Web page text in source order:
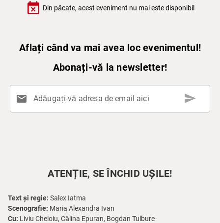
event_busy Din păcate, acest eveniment nu mai este disponibil
Aflați când va mai avea loc evenimentul!
Abonați-vă la newsletter!
mail Adăugați-vă adresa de email aici send
ATENȚIE, SE ÎNCHID UȘILE!
Text și regie: Salex Iatma
Scenografie: Maria Alexandra Ivan
Cu: Liviu Cheloiu, Călina Epuran, Bogdan Tulbure